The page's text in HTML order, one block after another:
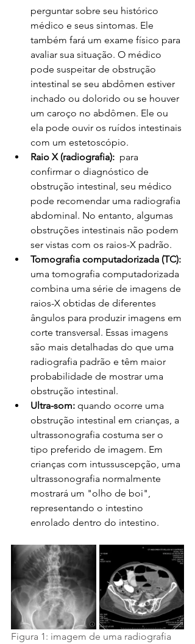
perguntar sobre seu histórico
médico e seus sintomas. Ele
também fará um exame físico para
avaliar sua situação. O médico
pode suspeitar de obstrução
intestinal se seu abdômen estiver
inchado ou dolorido ou se houver
um caroço no abdômen. Ele ou
ela pode ouvir os ruídos intestinais
com um estetoscópio.
Raio X (radiografia):
  para
confirmar o diagnóstico de
obstrução intestinal, seu médico
pode recomendar uma radiografia
abdominal. No entanto, algumas
obstruções intestinais não podem
ser vistas com os raios-X padrão.
Tomografia computadorizada (TC):
uma tomografia computadorizada
combina uma série de imagens de
raios-X obtidas de diferentes
ângulos para produzir imagens em
corte transversal. Essas imagens
são mais detalhadas do que uma
radiografia padrão e têm maior
probabilidade de mostrar uma
obstrução intestinal.
Ultra-som: quando ocorre uma
obstrução intestinal em crianças, a
ultrassonografia costuma ser o
tipo preferido de imagem. Em
crianças com intussuscepção, uma
ultrassonografia normalmente
mostrará um "olho de boi",
representando o intestino
enrolado dentro do intestino.
Figura 1: imagem de uma radiografia